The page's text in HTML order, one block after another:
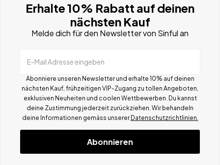
Erhalte 10% Rabatt auf deinen
nächsten Kauf
Melde dich für den Newsletter von Sinful an
E-Mail Adresse eingeben
Abonniere unseren Newsletter und erhalte 10% auf deinen
nächsten Kauf, frühzeitigen VIP-Zugang zu tollen Angeboten,
exklusiven Neuheiten und coolen Wettbewerben. Du kannst
deine Zustimmung jederzeit zurückziehen. Wir behandeln
deine Informationen gemäss unserer Datenschutzrichtlinien.
Abonnieren